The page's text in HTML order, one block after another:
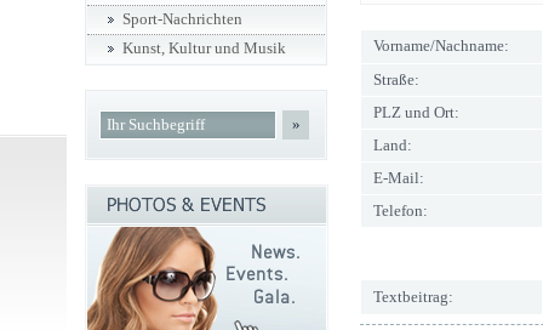
Vorname/Nachname:
Straße:
PLZ und Ort:
Land:
E-Mail:
Telefon:
Textbeitrag:
Sport-Nachrichten
Kunst, Kultur und Musik
»